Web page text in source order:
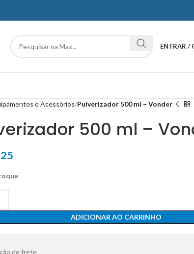
ENTRAR /
e Acessórios Pulverizador 500 ml – Vonder
500 ml –
ADICIONAR AO CARRINHO
de frete